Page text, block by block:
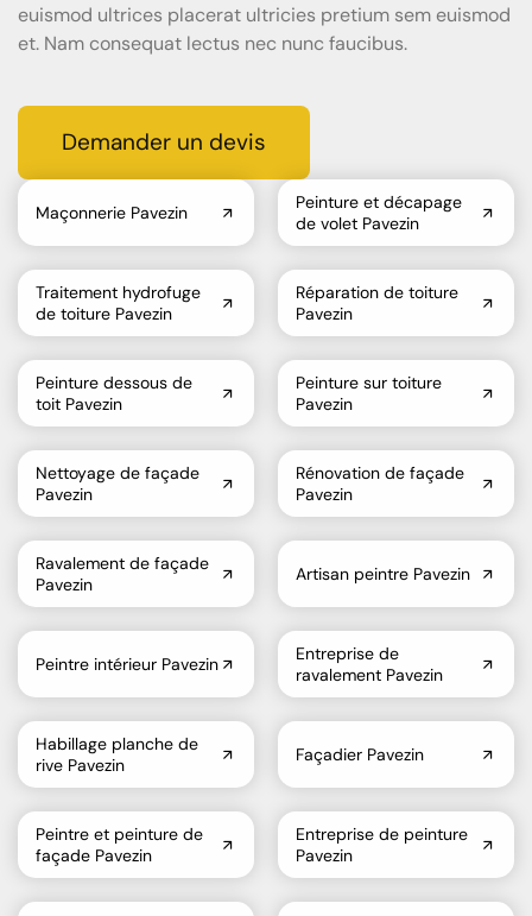
euismod ultrices placerat ultricies pretium sem euismod
et. Nam consequat lectus nec nunc faucibus.
Demander un devis
Maçonnerie Pavezin
Peinture et décapage
de volet Pavezin
Traitement hydrofuge
de toiture Pavezin
Réparation de toiture
Pavezin
Peinture dessous de
toit Pavezin
Peinture sur toiture
Pavezin
Nettoyage de façade
Pavezin
Rénovation de façade
Pavezin
Ravalement de façade
Pavezin
Artisan peintre Pavezin
Peintre intérieur Pavezin
Entreprise de
ravalement Pavezin
Habillage planche de
rive Pavezin
Façadier Pavezin
Peintre et peinture de
façade Pavezin
Entreprise de peinture
Pavezin